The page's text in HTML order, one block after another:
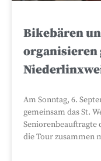
Bikebären
organisieren
Am Sonntag, 6.
gemeinsam das St.
Seniorenbeauftragte
die Tour zusammen